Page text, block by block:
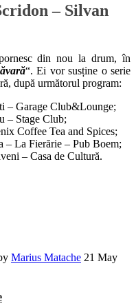
– Silvan
din nou la drum, în
“. Ei vor susține o serie
după următorul program:
– Garage Club&Lounge;
– Stage Club;
Coffee Tea and Spices;
– La Fierărie – Pub Boem;
– Casa de Cultură.
Marius Matache 21 May